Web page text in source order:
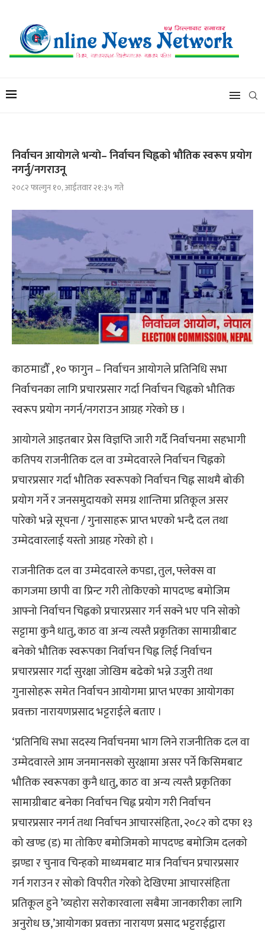
निर्वाचन आयाेगले भन्याे– निर्वाचन चिह्नको भौतिक स्वरूप प्रयोग
नगर्नु/नगराउनू
२०८२ फाल्गुन १०, आईतवार २१:३५ गते
काठमाडौँ , १० फागुन – निर्वाचन आयोगले प्रतिनिधि सभा
निर्वाचनका लागि प्रचारप्रसार गर्दा निर्वाचन चिह्नको भौतिक
स्वरूप प्रयोग नगर्न/नगराउन आग्रह गरेको छ ।
आयोगले आइतबार प्रेस विज्ञप्ति जारी गर्दै निर्वाचनमा सहभागी
कतिपय राजनीतिक दल वा उम्मेदवारले निर्वाचन चिह्नको
प्रचारप्रसार गर्दा भौतिक स्वरूपको निर्वाचन चिह्न साथमै बोकी
प्रयोग गर्ने र जनसमुदायको समग्र शान्तिमा प्रतिकूल असर
पारेको भन्ने सूचना / गुनासाहरू प्राप्त भएको भन्दै दल तथा
उम्मेदवारलाई यस्तो आग्रह गरेको हो ।
राजनीतिक दल वा उम्मेदवारले कपडा, तुल, फ्लेक्स वा
कागजमा छापी वा प्रिन्ट गरी तोकिएको मापदण्ड बमोजिम
आफ्नो निर्वाचन चिह्नको प्रचारप्रसार गर्न सक्ने भए पनि सोको
सट्टामा कुनै धातु, काठ वा अन्य त्यस्तै प्रकृतिका सामाग्रीबाट
बनेको भौतिक स्वरूपका निर्वाचन चिह्न लिई निर्वाचन
प्रचारप्रसार गर्दा सुरक्षा जोखिम बढेको भन्ने उजुरी तथा
गुनासोहरू समेत निर्वाचन आयोगमा प्राप्त भएका आयोगका
प्रवक्ता नारायणप्रसाद भट्टराईले बताए ।
‘प्रतिनिधि सभा सदस्य निर्वाचनमा भाग लिने राजनीतिक दल वा
उम्मेदवारले आम जनमानसको सुरक्षामा असर पर्ने किसिमबाट
भौतिक स्वरूपका कुनै धातु, काठ वा अन्य त्यस्तै प्रकृतिका
सामाग्रीबाट बनेका निर्वाचन चिह्न प्रयोग गरी निर्वाचन
प्रचारप्रसार नगर्न तथा निर्वाचन आचारसंहिता, २०८२ को दफा १३
को खण्ड (ड) मा तोकिए बमोजिमको मापदण्ड बमोजिम दलको
झण्डा र चुनाव चिन्हको माध्यमबाट मात्र निर्वाचन प्रचारप्रसार
गर्न गराउन र सोको विपरीत गरेको देखिएमा आचारसंहिता
प्रतिकूल हुने ’व्यहोरा सरोकारवाला सबैमा जानकारीका लागि
अनुरोध छ,’आयोगका प्रवक्ता नारायण प्रसाद भट्टराईद्वारा